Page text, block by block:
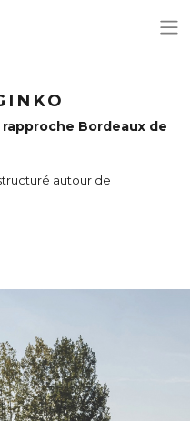
Bordeaux de
autour de